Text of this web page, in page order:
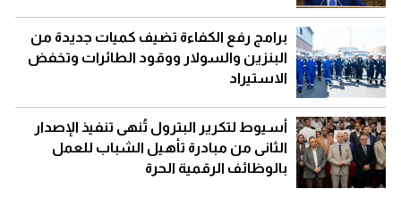
برامج رفع الكفاءة تضيف كميات جديدة من
البنزين والسولار ووقود الطائرات وتخفض
الاستيراد
أسيوط لتكرير البترول تُنهى تنفيذ الإصدار
الثانى من مبادرة تأهيل الشباب للعمل
بالوظائف الرقمية الحرة